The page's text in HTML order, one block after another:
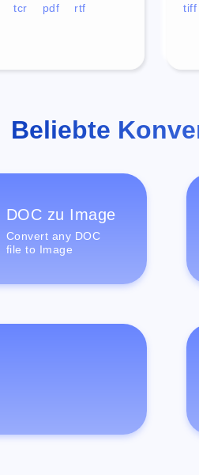
tiff
tcr pdf rtf
Beliebte
DOC zu Image
Convert any DOC
file to Image